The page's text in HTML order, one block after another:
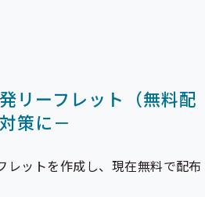
リーフレット（無料配
策に－
レットを作成し、現在無料で配布